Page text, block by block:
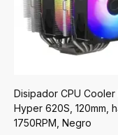
Disipador CPU Cooler
Hyper 620S, 120mm,
1750RPM, Negro